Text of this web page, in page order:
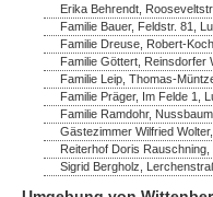
Erika Behrendt,
Familie Bauer, Feldstr. 81,
Familie Dreuse, Robert-
Familie Göttert, Reinsdorfer
Familie Leip, Thomas-
Familie Präger, Im Felde 1,
Familie Ramdohr,
Gästezimmer Wilfried
Reiterhof Doris
Sigrid Bergholz,